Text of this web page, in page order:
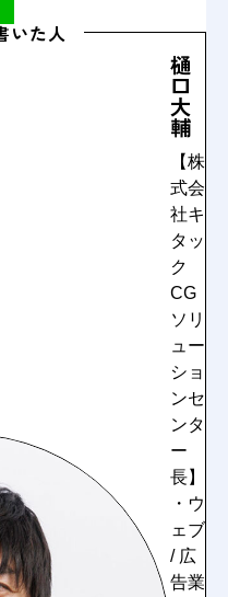
いた人
樋
口
大
輔
【株
式会
社キ
タッ
ク
CG
ソリ
ュー
ショ
ンセ
ンタ
ー
長】
・ウ
ェブ
/ 広
告業